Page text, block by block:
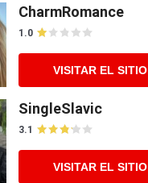
CharmRomance
1.0
VISITAR EL SITIO
SingleSlavic
3.1
VISITAR EL SITIO